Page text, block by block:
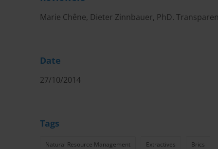
Marie Chêne, Dieter Zinnbauer, PhD.
Date
27/10/2014
Tags
Natural Resource Management Extractives Brics